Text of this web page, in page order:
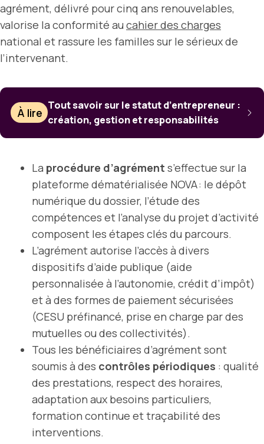
agrément, délivré pour cinq ans renouvelables,
valorise la conformité au cahier des charges
national et rassure les familles sur le sérieux de
l’intervenant.
À lire
Tout savoir sur le statut d’entrepreneur :
création, gestion et responsabilités
La procédure d’agrément s’effectue sur la
plateforme dématérialisée NOVA : le dépôt
numérique du dossier, l’étude des
compétences et l’analyse du projet d’activité
composent les étapes clés du parcours.
L’agrément autorise l’accès à divers
dispositifs d’aide publique (aide
personnalisée à l’autonomie, crédit d’impôt)
et à des formes de paiement sécurisées
(CESU préfinancé, prise en charge par des
mutuelles ou des collectivités).
Tous les bénéficiaires d’agrément sont
soumis à des contrôles périodiques : qualité
des prestations, respect des horaires,
adaptation aux besoins particuliers,
formation continue et traçabilité des
interventions.